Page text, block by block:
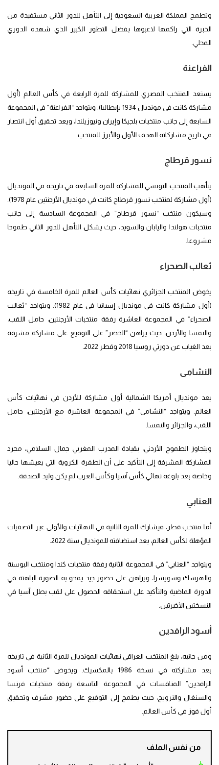
وتطمح المملكة العربية السعودية إلى التأهل للدور الثاني مستفيدة من
الخبرة التي راكمها لاعبوها بفضل التطور الكبير الذي شهده الدوري
المحلي.
الفراعنة
يستعد المنتخب المصري للمشاركة للمرة الرابعة في كأس العالم (أول
مشاركة كانت في مونديال 1934 بإيطاليا). ويتواجد “الفراعنة” في المجموعة
السابعة إلى جانب منتخبات بلجيكا وإيران ونيوزيلندا، ويعد تحقيق أول انتصار
في تاريخ مشاركاته الهدف الأول والأبرز للمنتخب.
نسور قرطاج
يتأهب المنتخب التونسي للمشاركة للمرة السابعة في تاريخه في المونديال
(أول مشاركة لمنتخب نسور قرطاج كانت في مونديال الأرجنتين عام 1978).
وسيكون منتخب “نسور قرطاج” في المجموعة السادسة إلى جانب
منتخبات هولندا واليابان والسويد، حيث يشكل التأهل للدور الثاني طموحا
مشروعا.
ثعالب الصحراء
يخوض المنتخب الجزائري نهائيات كأس العالم للمرة الخامسة في تاريخه
(أول مشاركة كانت في مونديال إسبانيا في عام 1982). ويتواجد “ثعالب
الصحراء” في المجموعة العاشرة رفقة منتخبات الأرجنتين، حامل اللقب،
والنمسا والأردن، حيث يراهن “الخضر” على التوقيع على مشاركة مشرفة
بعد الغياب عن دورتي روسيا 2018 وقطر 2022.
النشامى
يعد مونديال أمريكا الشمالية أول مشاركة للأردن في نهائيات كأس
العالم. ويتواجد “النشامى” في المجموعة العاشرة مع الأرجنتين، حامل
اللقب، والجزائر والنمسا.
ويتجاوز الطموح الأردني، بقيادة المدرب المغربي جمال السلامي، مجرد
المشاركة المشرفة إلى التأكيد على أن الطفرة الكروية التي يعيشها حاليا
وخاصة بعد بلوغه نهائي كأس آسيا وكأس العرب لم يكن وليد الصدفة.
العنابي
أما منتخب قطر، فيشارك للمرة الثانية في النهائيات والأولى عبر التصفيات
المؤهلة لكأس العالم، بعد استضافته للمونديال سنة 2022.
ويتواجد “العنابي” في المجموعة الثانية رفقة منتخبات كندا ومنتخب البوسنة
والهرسك وسويسرا، ويراهن على حضور جيد يمحو به الصورة الباهتة في
الدورة الماضية والتأكيد على استحقاقه الحصول على لقب بطل آسيا في
النسختين الأخيرتين.
أسود الرافدين
ومن جانبه، بلغ المنتخب العراقي نهائيات المونديال للمرة الثانية في تاريخه
بعد مشاركته في نسخة 1986 بالمكسيك. ويخوض “منتخب أسود
الرافدين” المنافسات في المجموعة التاسعة رفقة منتخبات فرنسا
والسنغال والنرويج، حيث يطمح إلى التوقيع على حضور مشرف وتحقيق
أول فوز في كأس العالم.
من نفس الملف